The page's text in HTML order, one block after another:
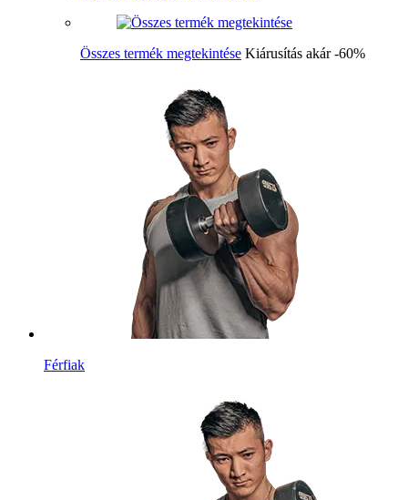
Összes termék megtekintése Kiárusítás akár -60%
Férfiak